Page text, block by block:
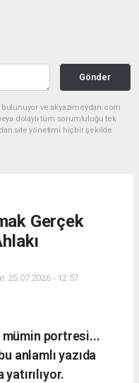
Gönder
bulunuyor ve akyazimeydan.com
dolaylı tüm sorumluluğu tek
site yönetimi hiçbir şekilde
Gerçek
25.07.2026 - 12:57
mümin portresi...
anlamlı yazıda